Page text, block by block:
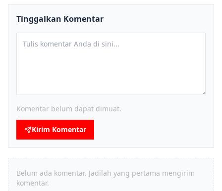
Tinggalkan Komentar
Komentar belum dapat dimuat.
Kirim Komentar
Belum ada komentar. Jadilah yang pertama mengirim
komentar.